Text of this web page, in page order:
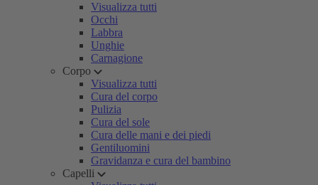
Visualizza tutti
Occhi
Labbra
Unghie
Carnagione
Corpo
Visualizza tutti
Cura del corpo
Pulizia
Cura del sole
Cura delle mani e dei piedi
Gentiluomini
Gravidanza e cura del bambino
Capelli